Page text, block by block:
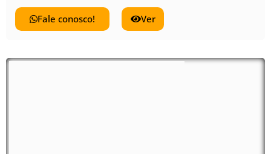
Fale conosco! Ver